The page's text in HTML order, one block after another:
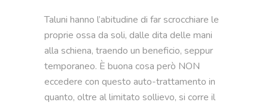
Taluni hanno l’abitudine di far scrocchiare le
proprie ossa da soli, dalle dita delle mani
alla schiena, traendo un beneficio, seppur
temporaneo. È buona cosa però NON
eccedere con questo auto-trattamento in
quanto, oltre al limitato sollievo, si corre il